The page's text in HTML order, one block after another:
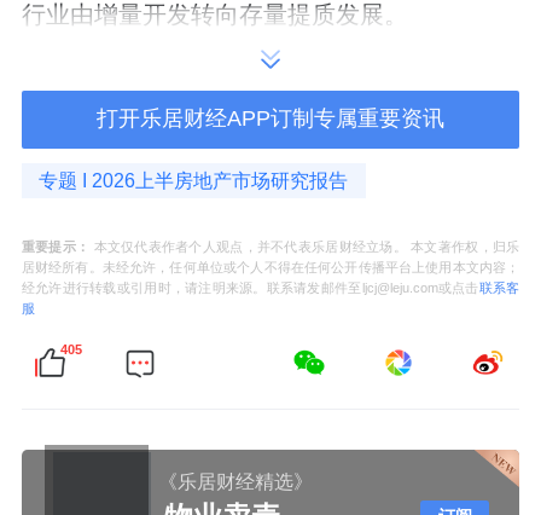
行业由增量开发转向存量提质发展。
苏州市区"四限"工具已于2024-2025年全面松绑
总量"转向"结构性优化与长效机制建设"。
表1苏州市区现行"四限"政策一览
困"三条主线系统展开。需求端，认贷不认房、
额度上调至个人150万/家庭200万、利率下调首
打开乐居财经APP订制专属重要资讯
专题 I 2026上半房地产市场研究报告
重要提示：
本文仅代表作者个人观点，并不代表乐居财经立场。 本文著作权，归乐
居财经所有。未经允许，任何单位或个人不得在任何公开传播平台上使用本文内容；
经允许进行转载或引用时，请注明来源。联系请发邮件至ljcj@leju.com或点击联系客
服
405
《乐居财经精选》